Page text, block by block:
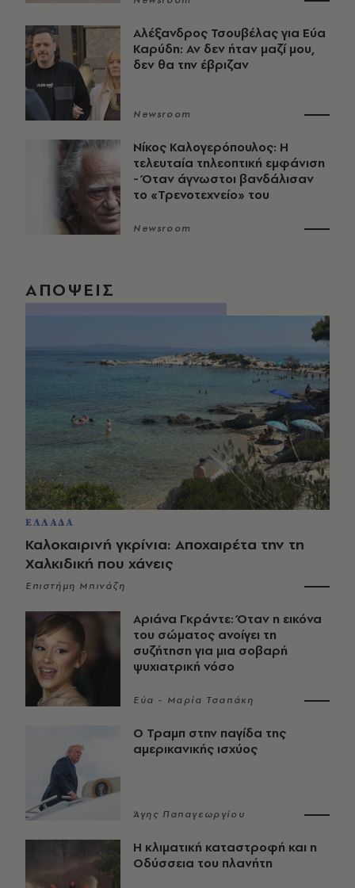
Αλέξανδρος Τσουβέλας για Εύα
Καρύδη: Αν δεν ήταν μαζί μου,
δεν θα την έβριζαν
Newsroom
Νίκος Καλογερόπουλος: Η
τελευταία τηλεοπτική εμφάνιση
- Όταν άγνωστοι βανδάλισαν
το «Τρενοτεχνείο» του
Newsroom
ΑΠΟΨΕΙΣ
ΕΛΛΑΔΑ
Καλοκαιρινή γκρίνια: Αποχαιρέτα την τη
Χαλκιδική που χάνεις
Επιστήμη Μπινάζη
Αριάνα Γκράντε: Όταν η εικόνα
του σώματος ανοίγει τη
συζήτηση για μια σοβαρή
ψυχιατρική νόσο
Εύα - Μαρία Τσαπάκη
Ο Τραμπ στην παγίδα της
αμερικανικής ισχύος
Άγης Παπαγεωργίου
Η κλιματική καταστροφή και η
Οδύσσεια του πλανήτη